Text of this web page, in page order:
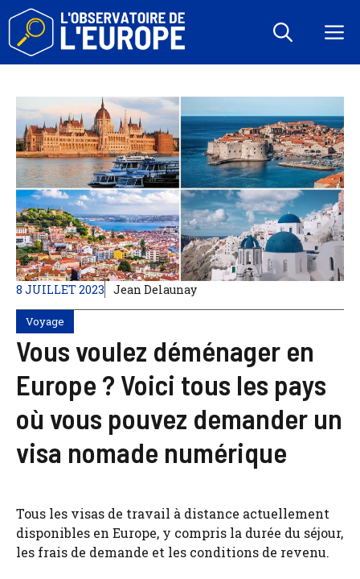
Aller
contenu
8 JUILLET 2023 Jean Delaunay
Voyage
Vous voulez déménager en
Europe ? Voici tous les pays
où vous pouvez demander un
visa nomade numérique
Tous les visas de travail à distance actuellement
disponibles en Europe, y compris la durée du séjour,
les frais de demande et les conditions de revenu.